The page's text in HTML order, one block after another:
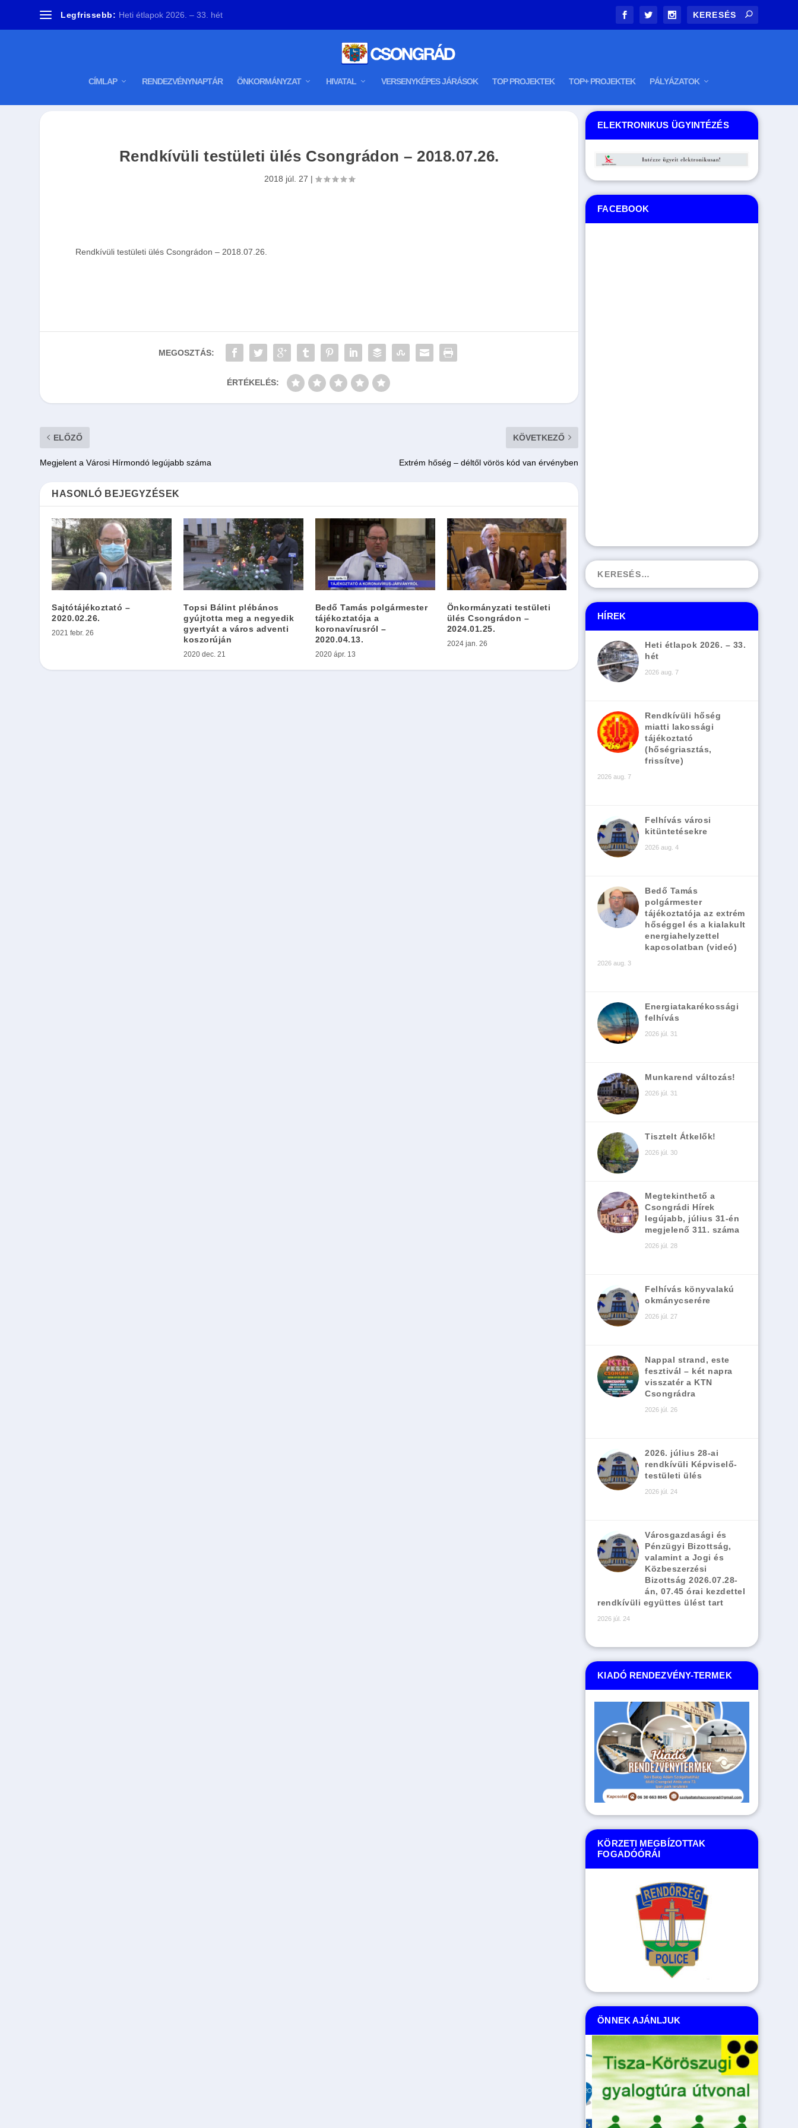
Legfrissebb: Heti étlapok 2026. – 33. hét
CÍMLAP RENDEZVÉNYNAPTÁR ÖNKORMÁNYZAT HIVATAL VERSENYKÉPES JÁRÁSOK TOP PROJEKTEK TOP+ PROJEKTEK PÁLYÁZATOK
Rendkívüli testületi ülés Csongrádon – 2018.07.26.
2018 júl. 27 |
Rendkívüli testületi ülés Csongrádon – 2018.07.26.
MEGOSZTÁS:
ÉRTÉKELÉS:
ELŐZŐ
Megjelent a Városi Hírmondó legújabb száma
KÖVETKEZŐ
Extrém hőség – déltől vörös kód van érvényben
HASONLÓ BEJEGYZÉSEK
Sajtótájékoztató –
2020.02.26.
2021 febr. 26
Topsi Bálint plébános
gyújtotta meg a negyedik
gyertyát a város adventi
koszorúján
2020 dec. 21
Bedő Tamás polgármester
tájékoztatója a
koronavírusról –
2020.04.13.
2020 ápr. 13
Önkormányzati testületi
ülés Csongrádon –
2024.01.25.
2024 jan. 26
ELEKTRONIKUS ÜGYINTÉZÉS
FACEBOOK
HÍREK
Heti étlapok 2026. – 33.
hét
2026 aug. 7
Rendkívüli hőség
miatti lakossági
tájékoztató
(hőségriasztás,
frissítve)
2026 aug. 7
Felhívás városi
kitüntetésekre
2026 aug. 4
Bedő Tamás
polgármester
tájékoztatója az extrém
hőséggel és a kialakult
energiahelyzettel
kapcsolatban (videó)
2026 aug. 3
Energiatakarékossági
felhívás
2026 júl. 31
Munkarend változás!
2026 júl. 31
Tisztelt Átkelők!
2026 júl. 30
Megtekinthető a
Csongrádi Hírek
legújabb, július 31-én
megjelenő 311. száma
2026 júl. 28
Felhívás könyvalakú
okmánycserére
2026 júl. 27
Nappal strand, este
fesztivál – két napra
visszatér a KTN
Csongrádra
2026 júl. 26
2026. július 28-ai
rendkívüli Képviselő-
testületi ülés
2026 júl. 24
Városgazdasági és
Pénzügyi Bizottság,
valamint a Jogi és
Közbeszerzési
Bizottság 2026.07.28-
án, 07.45 órai kezdettel
rendkívüli együttes ülést tart
2026 júl. 24
KIADÓ RENDEZVÉNY-TERMEK
KÖRZETI MEGBÍZOTTAK
FOGADÓÓRÁI
ÖNNEK AJÁNLJUK